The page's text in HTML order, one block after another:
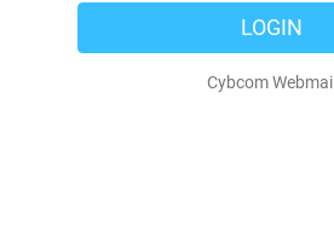
LOGIN
Cybcom Webmail